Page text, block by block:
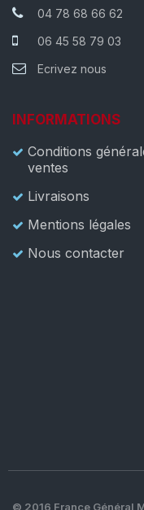
04 78 68 66 62
06 45 58 79 03
Ecrivez nous
INFORMATIONS
Conditions
ventes
Livraisons
Mentions légales
Nous contacter
© 2016 France Général